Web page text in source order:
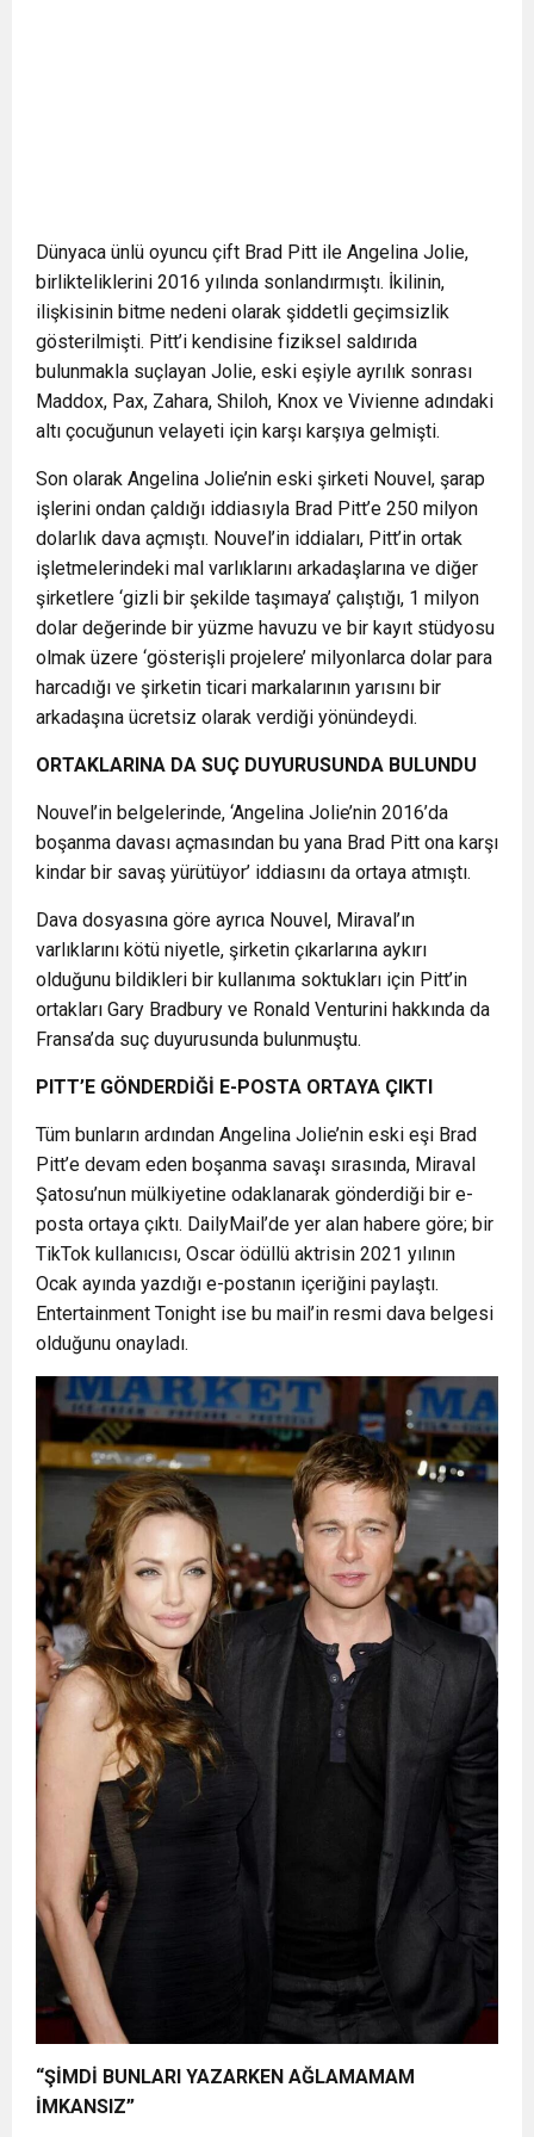
Dünyaca ünlü oyuncu çift Brad Pitt ile Angelina Jolie,
birlikteliklerini 2016 yılında sonlandırmıştı. İkilinin,
ilişkisinin bitme nedeni olarak şiddetli geçimsizlik
gösterilmişti. Pitt’i kendisine fiziksel saldırıda
bulunmakla suçlayan Jolie, eski eşiyle ayrılık sonrası
Maddox, Pax, Zahara, Shiloh, Knox ve Vivienne adındaki
altı çocuğunun velayeti için karşı karşıya gelmişti.
Son olarak Angelina Jolie’nin eski şirketi Nouvel, şarap
işlerini ondan çaldığı iddiasıyla Brad Pitt’e 250 milyon
dolarlık dava açmıştı. Nouvel’in iddiaları, Pitt’in ortak
işletmelerindeki mal varlıklarını arkadaşlarına ve diğer
şirketlere ‘gizli bir şekilde taşımaya’ çalıştığı, 1 milyon
dolar değerinde bir yüzme havuzu ve bir kayıt stüdyosu
olmak üzere ‘gösterişli projelere’ milyonlarca dolar para
harcadığı ve şirketin ticari markalarının yarısını bir
arkadaşına ücretsiz olarak verdiği yönündeydi.
ORTAKLARINA DA SUÇ DUYURUSUNDA BULUNDU
Nouvel’in belgelerinde, ‘Angelina Jolie’nin 2016’da
boşanma davası açmasından bu yana Brad Pitt ona karşı
kindar bir savaş yürütüyor’ iddiasını da ortaya atmıştı.
Dava dosyasına göre ayrıca Nouvel, Miraval’ın
varlıklarını kötü niyetle, şirketin çıkarlarına aykırı
olduğunu bildikleri bir kullanıma soktukları için Pitt’in
ortakları Gary Bradbury ve Ronald Venturini hakkında da
Fransa’da suç duyurusunda bulunmuştu.
PITT’E GÖNDERDİĞİ E-POSTA ORTAYA ÇIKTI
Tüm bunların ardından Angelina Jolie’nin eski eşi Brad
Pitt’e devam eden boşanma savaşı sırasında, Miraval
Şatosu’nun mülkiyetine odaklanarak gönderdiği bir e-
posta ortaya çıktı. DailyMail’de yer alan habere göre; bir
TikTok kullanıcısı, Oscar ödüllü aktrisin 2021 yılının
Ocak ayında yazdığı e-postanın içeriğini paylaştı.
Entertainment Tonight ise bu mail’in resmi dava belgesi
olduğunu onayladı.
“ŞİMDİ BUNLARI YAZARKEN AĞLAMAMAM
İMKANSIZ”